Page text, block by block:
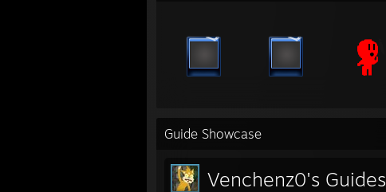
Guide Showcase
Venchenz0's Guides